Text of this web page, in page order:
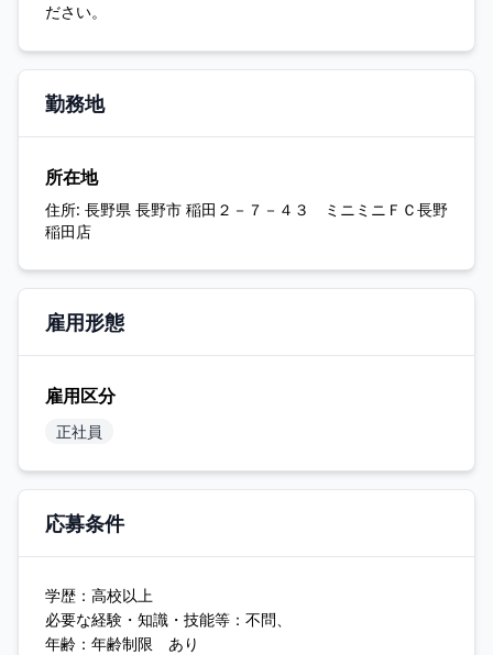
ださい。
勤務地
所在地
住所: 長野県 長野市 稲田２－７－４３ ミニミニＦＣ長野
稲田店
雇用形態
雇用区分
正社員
応募条件
学歴：高校以上
必要な経験・知識・技能等：不問、
年齢：年齢制限 あり